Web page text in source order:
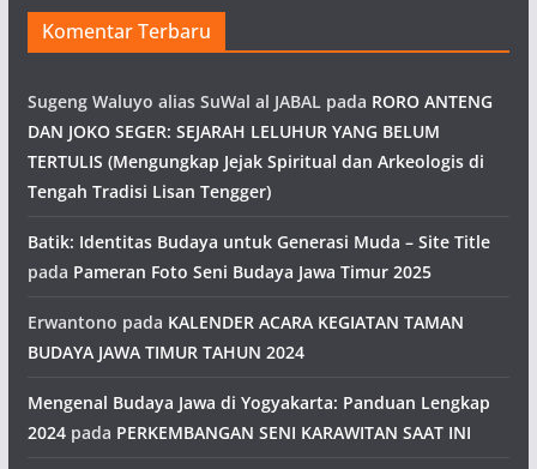
Komentar Terbaru
Sugeng Waluyo alias SuWal al JABAL pada RORO ANTENG
DAN JOKO SEGER: SEJARAH LELUHUR YANG BELUM
TERTULIS (Mengungkap Jejak Spiritual dan Arkeologis di
Tengah Tradisi Lisan Tengger)
Batik: Identitas Budaya untuk Generasi Muda – Site Title
pada Pameran Foto Seni Budaya Jawa Timur 2025
Erwantono pada KALENDER ACARA KEGIATAN TAMAN
BUDAYA JAWA TIMUR TAHUN 2024
Mengenal Budaya Jawa di Yogyakarta: Panduan Lengkap
2024pada PERKEMBANGAN SENI KARAWITAN SAAT INI